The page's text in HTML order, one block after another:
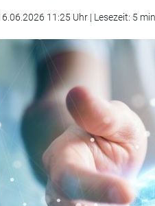
11:25 Uhr | Lesezeit: 5 min